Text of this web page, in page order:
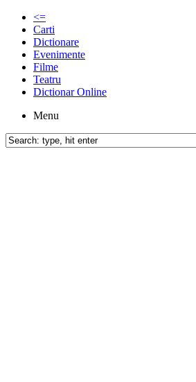
<=
Carti
Dictionare
Evenimente
Filme
Teatru
Dictionar Online
Menu